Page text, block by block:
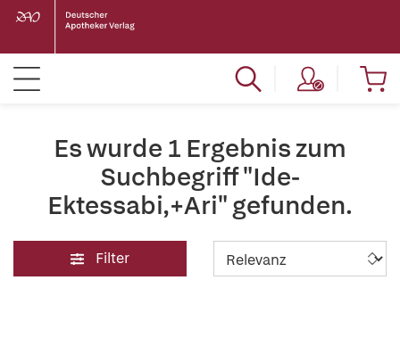
Es wurde 1 Ergebnis zum
Suchbegriff "Ide-
Ektessabi,+Ari" gefunden.
Filter